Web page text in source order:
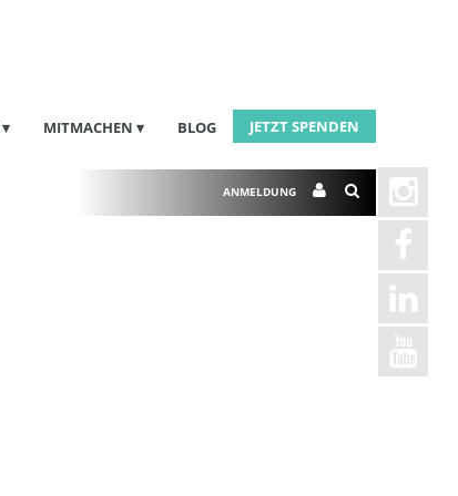
MITMACHEN BLOG JETZT SPENDEN
ANMELDUNG